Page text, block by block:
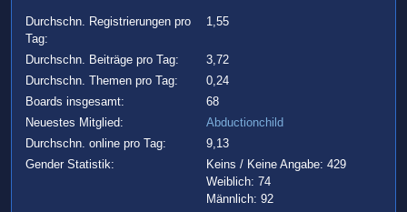
Durchschn. Registrierungen pro
Tag:
1,55
Durchschn. Beiträge pro Tag:
3,72
Durchschn. Themen pro Tag:
0,24
Boards insgesamt:
68
Neuestes Mitglied:
Abductionchild
Durchschn. online pro Tag:
9,13
Gender Statistik:
Keins / Keine Angabe: 429
Weiblich: 74
Männlich: 92